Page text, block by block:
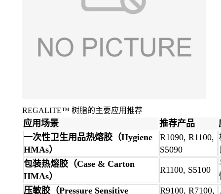
REGALITE™ 树脂的主要应用推荐
应用场景 推荐产品
一次性卫生用品热熔胶（Hygiene
HMAs）
R1090, R1100,
S5090
包装热熔胶（Case & Carton
HMAs）
R1100, S5100
压敏胶（Pressure Sensitive
R9100, R7100,